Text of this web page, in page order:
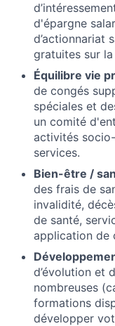
d'épargne
d’actionnariat
gratuites sur
Équilibre vie
de congés
spéciales et
un comité
activités
services.
Bien-être /
des frais de
invalidité,
de santé,
application de
d’évolution et
nombreuses
formations
développer